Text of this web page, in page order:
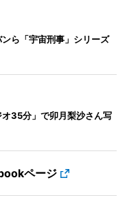
ら「宇宙刑事」シリーズ
35分」で卯月梨沙さん写
ページ